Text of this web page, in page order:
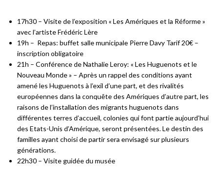
17h30 – Visite de l’exposition « Les Amériques et la Réforme »
avec l’artiste Frédéric Lère
19h – Repas: buffet salle municipale Pierre Davy Tarif 20€ –
inscription obligatoire
21h – Conférence de Nathalie Leroy: « Les Huguenots et le
Nouveau Monde » – Après un rappel des conditions ayant
amené les Huguenots à l’exil d’une part, et des rivalités
européennes dans la conquête des Amériques d’autre part, les
raisons de l’installation des migrants huguenots dans
différentes terres d’accueil, colonies qui font partie aujourd’hui
des Etats-Unis d’Amérique, seront présentées. Le destin des
familles ayant choisi de partir sera envisagé sur plusieurs
générations.
22h30 – Visite guidée du musée